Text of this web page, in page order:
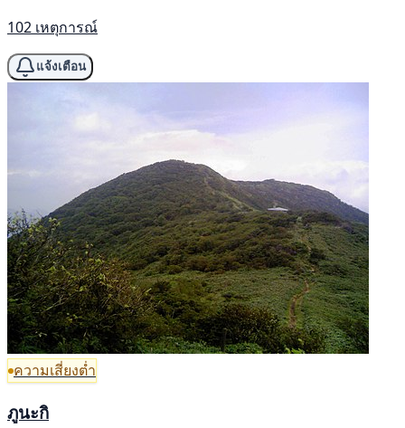
102 เหตุการณ์
แจ้งเตือน
ความเสี่ยงต่ำ
ภูนะกิ